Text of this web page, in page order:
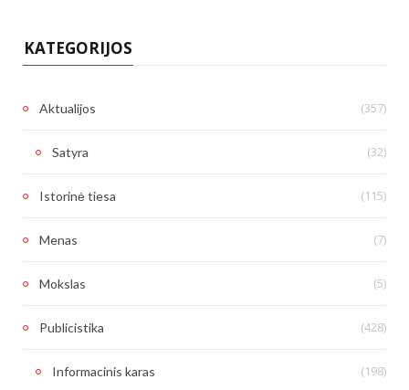
KATEGORIJOS
Aktualijos (357)
Satyra (32)
Istorinė tiesa (115)
Menas (7)
Mokslas (5)
Publicistika (428)
Informacinis karas (198)